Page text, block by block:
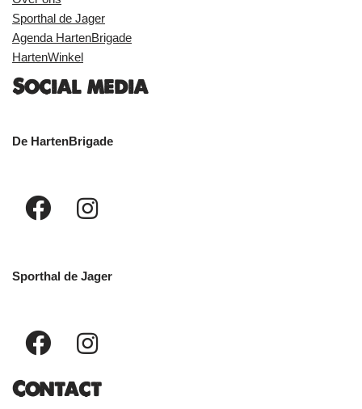
Sporthal de Jager
Agenda HartenBrigade
HartenWinkel
Social media
De HartenBrigade
Sporthal de Jager
Contact